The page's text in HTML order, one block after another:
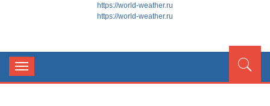
МОСКОВСКАЯ ГОРОДСКАЯ
https://world-weather.ru
https://world-weather.ru
Toggle
navigation